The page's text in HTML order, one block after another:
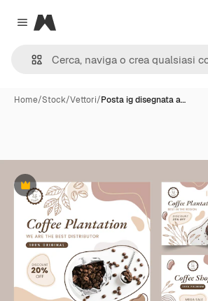
Close menu
Magnific
Home/Stock/Vettori/Posta ig disegnata a…
Premium